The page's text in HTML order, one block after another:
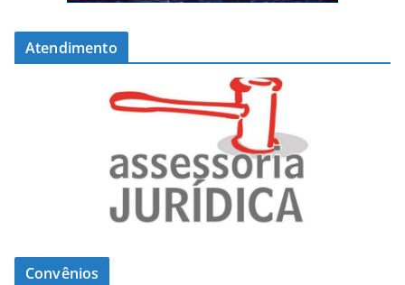
Atendimento
Convênios